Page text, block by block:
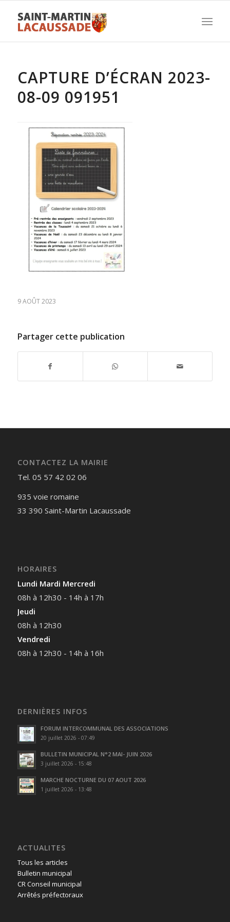
CAPTURE D’ÉCRAN 2023-
08-09 091951
9 AOÛT 2023
Partager cette publication
CONTACTEZ LA MAIRIE
Tel. 05 57 42 02 06
935 voie romaine
33 390 Saint-Martin Lacaussade
HORAIRES
Lundi Mardi Mercredi
08h à 12h30 - 14h à 17h
Jeudi
08h à 12h30
Vendredi
08h à 12h30 - 14h à 16h
DERNIÈRES INFOS
FORUM INTERCOMMUNAL DES ASSOCIATIONS
20 juillet 2026 - 07:49
BULLETIN MUNICIPAL N°2 MAI- JUIN 2026
3 juillet 2026 - 15:48
MARCHE NOCTURNE DU 07 AOUT 2026
1 juillet 2026 - 13:48
ACTUALITES
Tous les articles
Bulletin municipal
CR Conseil municipal
Arrêtés préfectoraux